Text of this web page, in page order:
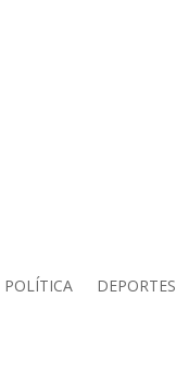
POLÍTICA DEPORTES